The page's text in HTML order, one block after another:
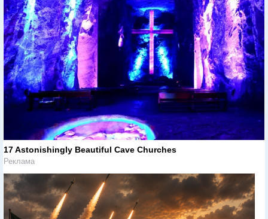
17 Astonishingly Beautiful Cave Churches
Реклама